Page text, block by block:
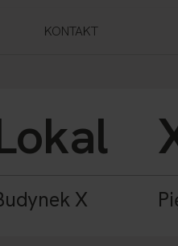
KONTAKT
X